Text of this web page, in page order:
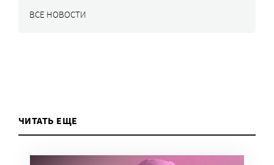
ВСЕ НОВОСТИ
ЧИТАТЬ ЕЩЕ